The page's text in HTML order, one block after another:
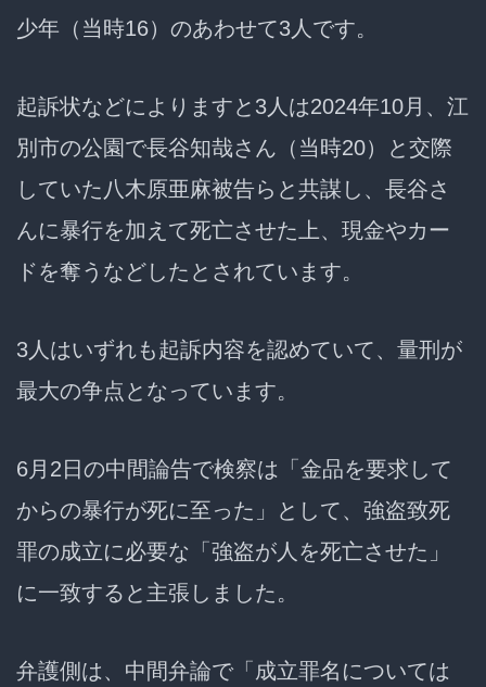
少年（当時16）のあわせて3人です。
起訴状などによりますと3人は2024年10月、江
別市の公園で長谷知哉さん（当時20）と交際
していた八木原亜麻被告らと共謀し、長谷さ
んに暴行を加えて死亡させた上、現金やカー
ドを奪うなどしたとされています。
3人はいずれも起訴内容を認めていて、量刑が
最大の争点となっています。
6月2日の中間論告で検察は「金品を要求して
からの暴行が死に至った」として、強盗致死
罪の成立に必要な「強盗が人を死亡させた」
に一致すると主張しました。
弁護側は、中間弁論で「成立罪名については